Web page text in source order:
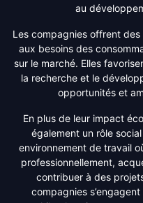
au
Les compagnies offrent
aux besoins des
sur le marché. Elles
la recherche et le
opportunités et
En plus de leur impact
également un rôle
environnement de travail
professionnellement,
contribuer à des
compagnies